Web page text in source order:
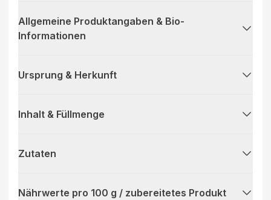
Allgemeine Produktangaben & Bio-
Informationen
Ursprung & Herkunft
Inhalt & Füllmenge
Zutaten
Nährwerte pro 100 g / zubereitetes Produkt